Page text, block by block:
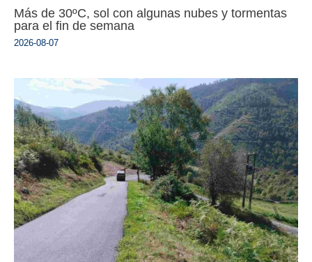
Más de 30ºC, sol con algunas nubes y tormentas
para el fin de semana
2026-08-07